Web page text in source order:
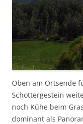
Oben am Ortsende
Schottergestein
noch Kühe beim
dominant als